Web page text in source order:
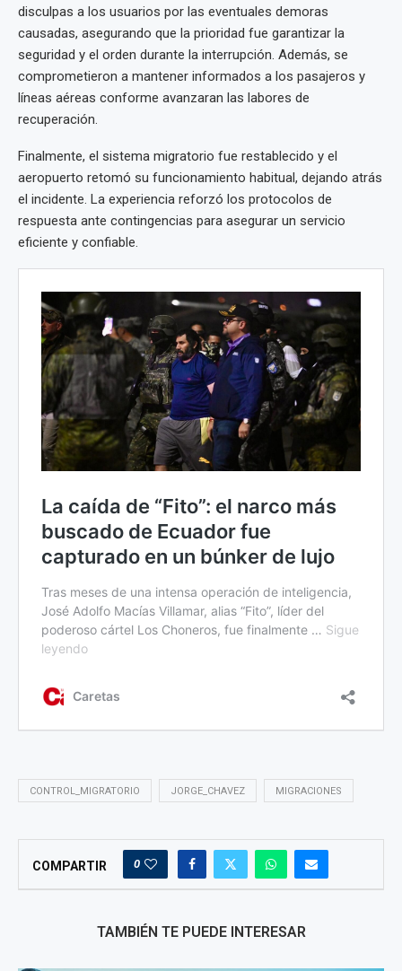
disculpas a los usuarios por las eventuales demoras
causadas, asegurando que la prioridad fue garantizar la
seguridad y el orden durante la interrupción. Además, se
comprometieron a mantener informados a los pasajeros y
líneas aéreas conforme avanzaran las labores de
recuperación.
Finalmente, el sistema migratorio fue restablecido y el
aeropuerto retomó su funcionamiento habitual, dejando atrás
el incidente. La experiencia reforzó los protocolos de
respuesta ante contingencias para asegurar un servicio
eficiente y confiable.
CONTROL_MIGRATORIO JORGE_CHAVEZ MIGRACIONES
COMPARTIR 0
TAMBIÉN TE PUEDE INTERESAR